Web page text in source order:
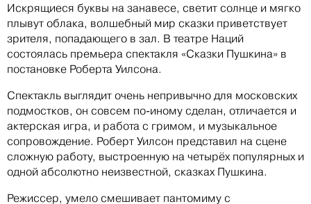
Искрящиеся буквы на занавесе, светит солнце и мягко
плывут облака, волшебный мир сказки приветствует
зрителя, попадающего в зал. В театре Наций
состоялась премьера спектакля «Сказки Пушкина» в
постановке Роберта Уилсона.
Спектакль выглядит очень непривычно для московских
подмостков, он совсем по-иному сделан, отличается и
актерская игра, и работа с гримом, и музыкальное
сопровождение. Роберт Уилсон представил на сцене
сложную работу, выстроенную на четырёх популярных и
одной абсолютно неизвестной, сказках Пушкина.
Режиссер, умело смешивает пантомиму с